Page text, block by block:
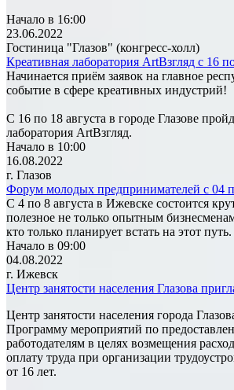
Начало в 16:00
23.06.2022
Гостиница "Глазов" (конгресс-холл)
Креативная лаборатория ArtВзгляд с 16
Начинается приём заявок на главное
событие в сфере креативных индустрий!
С 16 по 18 августа в городе Глазове
лаборатория ArtВзгляд.
Начало в 10:00
16.08.2022
г. Глазов
Форум молодых предпринимателей с 04
С 4 по 8 августа в Ижевске состоится
полезное не только опытным
кто только планирует встать на этот путь.
Начало в 09:00
04.08.2022
г. Ижевск
Центр занятости населения Глазова
Центр занятости населения города
Программу мероприятий по
работодателям в целях возмещения
оплату труда при организации
от 16 лет.